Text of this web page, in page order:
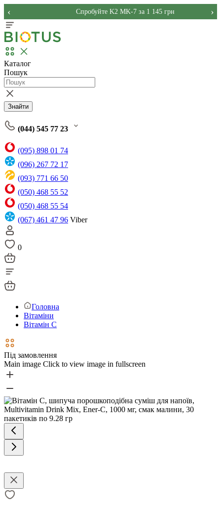
Спробуйте K2 MK-7 за 1 145 грн
‹ ›
Каталог
Пошук
Знайти
(044) 545 77 23
(095) 898 01 74
(096) 267 72 17
(093) 771 66 50
(050) 468 55 52
(050) 468 55 54
(067) 461 47 96 Viber
0
Головна
Вітаміни
Вітамін С
Під замовлення
Main image Click to view image in fullscreen